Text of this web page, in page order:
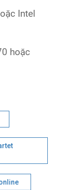
Intel
hoặc